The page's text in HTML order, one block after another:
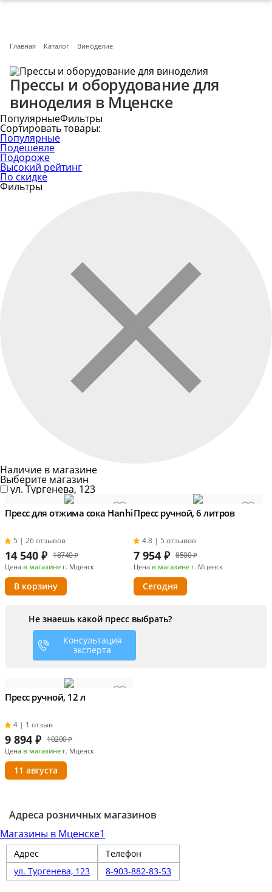
Главная Каталог Виноделие
Прессы и оборудование для
виноделия в Мценске
ПопулярныеФильтры
Сортировать товары:
Популярные
Подешевле
Подороже
Высокий рейтинг
По скидке
Фильтры
Наличие в магазине
Выберите магазин
ул. Тургенева, 123
Пресс для отжима сока Hanhi
5 | 26 отзывов
14 540 ₽ 18740 ₽
Цена в магазине г. Мценск
В корзину
Пресс ручной, 6 литров
4.8 | 5 отзывов
7 954 ₽ 8500 ₽
Цена в магазине г. Мценск
Сегодня
Не знаешь какой пресс выбрать?
Консультация
эксперта
Пресс ручной, 12 л
4 | 1 отзыв
9 894 ₽ 10200 ₽
Цена в магазине г. Мценск
11 августа
Адреса розничных магазинов
Магазины в Мценске1
Адрес
Телефон
ул. Тургенева, 123
8-903-882-83-53